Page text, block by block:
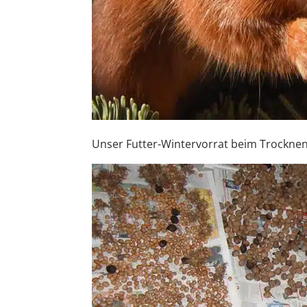
Unser Futter-Wintervorrat beim